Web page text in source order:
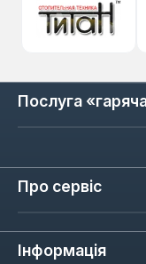
Послуга «гаряча
Про сервіс
Інформація